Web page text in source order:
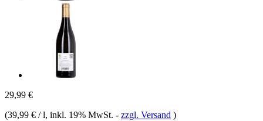
29,99 €
(39,99 € / l, inkl. 19% MwSt. - zzgl. Versand )